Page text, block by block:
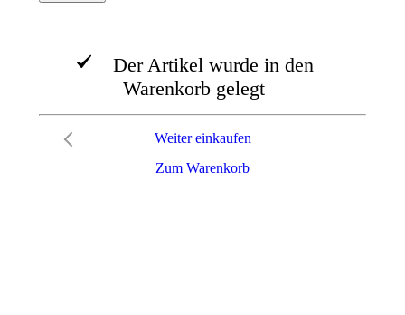
Der Artikel wurde in den
Warenkorb gelegt
Zum Warenkorb
Weiter einkaufen